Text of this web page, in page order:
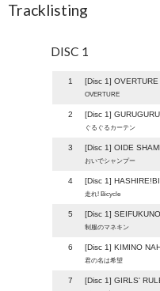
Tracklisting
DISC 1
1 [Disc 1] OVERTURE
OVERTURE
2 [Disc 1]
ぐるぐるカーテン
3 [Disc 1] OIDE
おいでシャンプー
4 [Disc 1]
走れ! Bicycle
5 [Disc 1]
制服のマネキン
6 [Disc 1] KIMINO
君の名は希望
7 [Disc 1] GIRLS'